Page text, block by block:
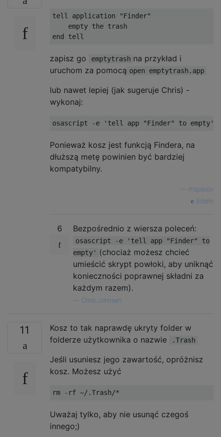
tell application
"Finder"
    empty the trash
end tell
zapisz go emptytrash na przykład i
uruchom za pomocą open emptytrash.app
lub nawet lepiej (jak sugeruje Chris) -
wykonaj:
osascript -e 'tell app "Finder" to empty'
Ponieważ kosz jest funkcją Findera, na
dłuższą metę powinien być bardziej
kompatybilny.
mspasov
źródło
6 Bezpośrednio z wiersza poleceń:
osascript -e 'tell app "Finder" to
empty' (chociaż możesz chcieć
umieścić skrypt powłoki, aby uniknąć
konieczności poprawnej składni za
każdym razem).
Chris Johnsen
11
Kosz to tak naprawdę ukryty folder w
folderze użytkownika o nazwie
.Trash
Jeśli usuniesz jego zawartość, opróżnisz
kosz. Możesz użyć
rm - rf ~/.Trash/*
Uważaj tylko, aby nie usunąć czegoś
innego;)